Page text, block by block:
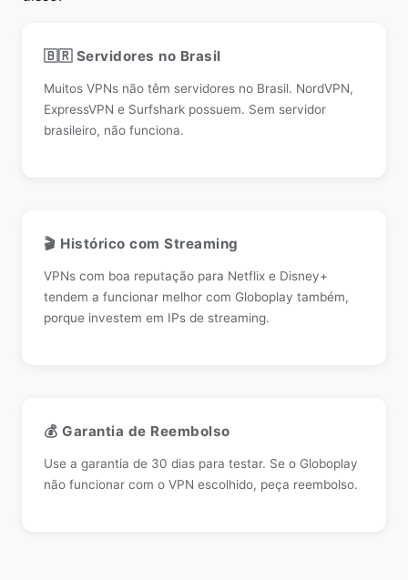
🇧🇷 Servidores no Brasil
Muitos VPNs não têm servidores no Brasil. NordVPN,
ExpressVPN e Surfshark possuem. Sem servidor
brasileiro, não funciona.
🎬 Histórico com Streaming
VPNs com boa reputação para Netflix e Disney+
tendem a funcionar melhor com Globoplay também,
porque investem em IPs de streaming.
💰 Garantia de Reembolso
Use a garantia de 30 dias para testar. Se o Globoplay
não funcionar com o VPN escolhido, peça reembolso.